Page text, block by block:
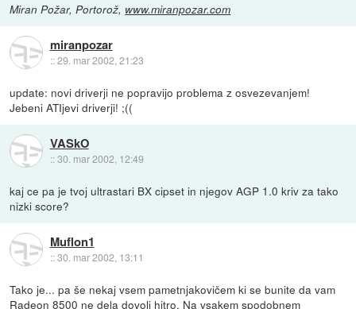
Miran Požar, Portorož, www.miranpozar.com
miranpozar
::29. mar 2002, 21:23
update: novi driverji ne popravijo problema z osvezevanjem!
Jebeni ATIjevi driverji! ;((
VASkO
::30. mar 2002, 12:49
kaj ce pa je tvoj ultrastari BX cipset in njegov AGP 1.0 kriv za tako
nizki score?
Muflon1
::30. mar 2002, 13:11
Tako je... pa še nekaj vsem pametnjakovičem ki se bunite da vam
Radeon 8500 ne dela dovolj hitro. Na vsakem spodobnem